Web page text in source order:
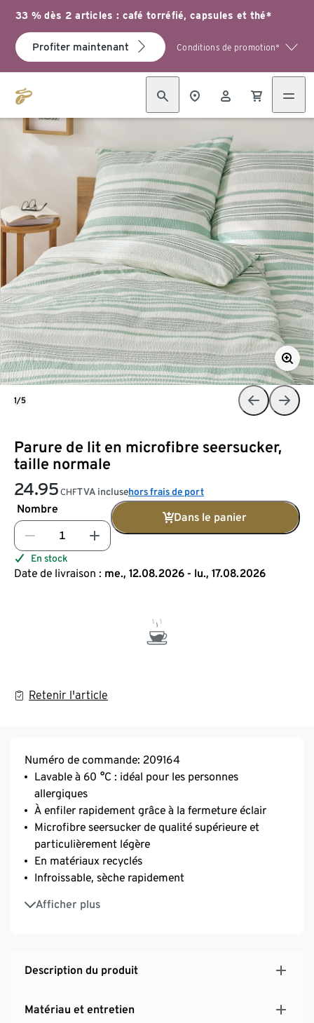
33 % dès 2 articles : café torréfié, capsules et thé*
Profiter maintenant Conditions de promotion*
Parure de lit en microfibre seersucker,
taille normale
24.95 CHFTVA inclusehors frais de port
Nombre
Dans le panier
En stock
Date de livraison : me., 12.08.2026 - lu., 17.08.2026
Retenir l'article
1/5
Numéro de commande: 209164
Lavable à 60 °C : idéal pour les personnes
allergiques
À enfiler rapidement grâce à la fermeture éclair
Microfibre seersucker de qualité supérieure et
particulièrement légère
En matériaux recyclés
Infroissable, sèche rapidement
Afficher plus
Cette parure de lit préserve les ressources en eau.
Description du produit
Matériau et entretien